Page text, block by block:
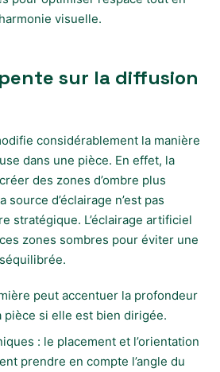
visuelle.
sur la diffusion
considérablement la manière
dans une pièce. En effet, la
des zones d’ombre plus
d’éclairage n’est pas
stratégique. L’éclairage artificiel
zones sombres pour éviter une
peut accentuer la profondeur
pièce si elle est bien dirigée.
: le placement et l’orientation
prendre en compte l’angle du